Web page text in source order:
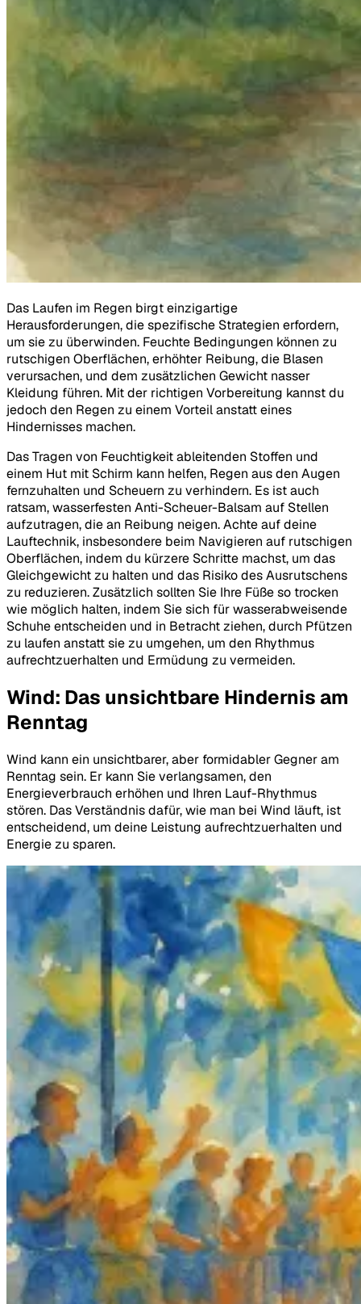
Das Laufen im Regen birgt einzigartige
Herausforderungen, die spezifische Strategien erfordern,
um sie zu überwinden. Feuchte Bedingungen können zu
rutschigen Oberflächen, erhöhter Reibung, die Blasen
verursachen, und dem zusätzlichen Gewicht nasser
Kleidung führen. Mit der richtigen Vorbereitung kannst du
jedoch den Regen zu einem Vorteil anstatt eines
Hindernisses machen.
Das Tragen von Feuchtigkeit ableitenden Stoffen und
einem Hut mit Schirm kann helfen, Regen aus den Augen
fernzuhalten und Scheuern zu verhindern. Es ist auch
ratsam, wasserfesten Anti-Scheuer-Balsam auf Stellen
aufzutragen, die an Reibung neigen. Achte auf deine
Lauftechnik, insbesondere beim Navigieren auf rutschigen
Oberflächen, indem du kürzere Schritte machst, um das
Gleichgewicht zu halten und das Risiko des Ausrutschens
zu reduzieren. Zusätzlich sollten Sie Ihre Füße so trocken
wie möglich halten, indem Sie sich für wasserabweisende
Schuhe entscheiden und in Betracht ziehen, durch Pfützen
zu laufen anstatt sie zu umgehen, um den Rhythmus
aufrechtzuerhalten und Ermüdung zu vermeiden.
Wind: Das unsichtbare Hindernis am
Renntag
Wind kann ein unsichtbarer, aber formidabler Gegner am
Renntag sein. Er kann Sie verlangsamen, den
Energieverbrauch erhöhen und Ihren Lauf-Rhythmus
stören. Das Verständnis dafür, wie man bei Wind läuft, ist
entscheidend, um deine Leistung aufrechtzuerhalten und
Energie zu sparen.